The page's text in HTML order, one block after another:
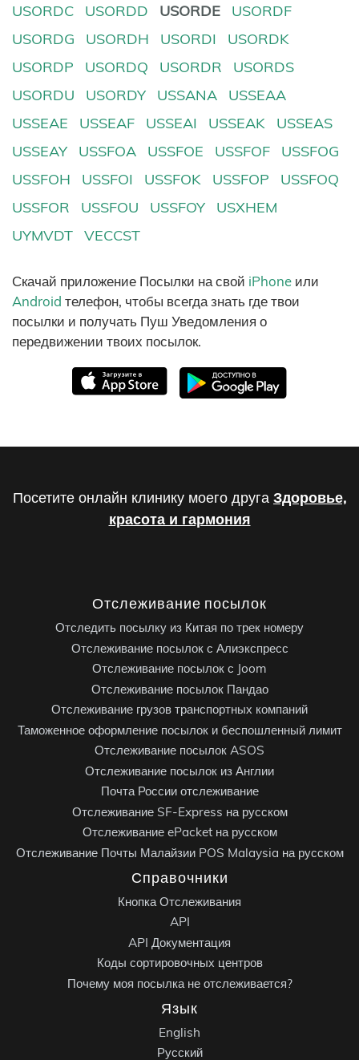
USORDC
USORDD USORDE
USORDF
USORDG
USORDH USORDI
USORDK
USORDP
USORDQ USORDR
USORDS
USORDU
USORDY USSANA
USSEAA
USSEAE
USSEAF USSEAI USSEAK
USSEAS
USSEAY
USSFOA USSFOE USSFOF
USSFOG
USSFOH
USSFOI USSFOK USSFOP
USSFOQ
USSFOR
USSFOU USSFOY
USXHEM
UYMVDT
VECCST
Скачай приложение Посылки на свой iPhone или
Android телефон, чтобы всегда знать где твои
посылки и получать Пуш Уведомления о
передвижении твоих посылок.
Посетите онлайн клинику моего друга Здоровье,
красота и гармония
Отслеживание посылок
Отследить посылку из Китая по трек номеру
Отслеживание посылок с Алиэкспресс
Отслеживание посылок с Joom
Отслеживание посылок Пандао
Отслеживание грузов транспортных компаний
Таможенное оформление посылок и беспошленный лимит
Отслеживание посылок ASOS
Отслеживание посылок из Англии
Почта России отслеживание
Отслеживание SF-Express на русском
Отслеживание ePacket на русском
Отслеживание Почты Малайзии POS Malaysia на русском
Справочники
Кнопка Отслеживания
API
API Документация
Коды сортировочных центров
Почему моя посылка не отслеживается?
Язык
English
Русский